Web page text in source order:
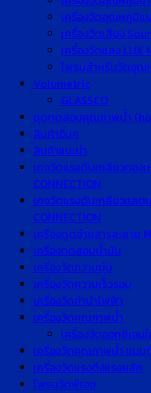
เครื่องวัดอุณหภูมิแ
เครื่องวัดเสียง
เครื่องวัดแสง LUX
โพรบสำหรับวัดอุณ
Volumetric
GLASSCO
ชุดทดสอบคุณภาพน้ำ
สินค้าอื่นๆ
สินค้าแนะนำ
เกจวัดแรงดันเกลียวทองเ
CONNECTION
เกจวัดแรงดันเกลียวแสตน
CONNECTION
เครื่องดูดจ่ายสารละลาย
เครื่องทดสอบน้ำมัน
เครื่องวัดความขุ่น
เครื่องวัดความเร็วรอบ
เครื่องวัดค่านำไฟฟ้า
เครื่องวัดคุณภาพน้ำ
เครื่องวัดออกซิเจน
เครื่องวัดคุณภาพน้ำ แบบ
เครื่องวัดแรงดึงแรงผลัก
โพรบวัดพีเอช